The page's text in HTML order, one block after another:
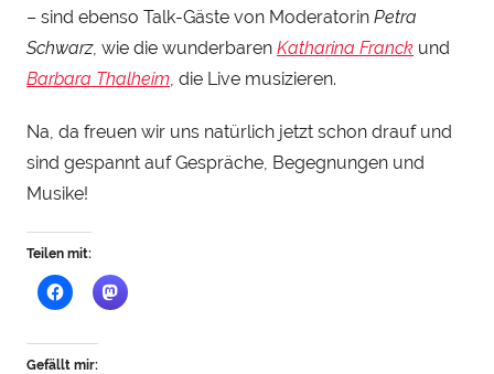
i
h
– sind ebenso Talk-Gäste von Moderatorin Petra
Schwarz, wie die wunderbaren Katharina Franck und
Barbara Thalheim , die Live musizieren.
Na, da freuen wir uns natürlich jetzt schon drauf und
sind gespannt auf Gespräche, Begegnungen und
Musike!
Teilen mit:
Gefällt mir: